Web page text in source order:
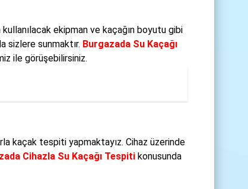
ekipman ve kaçağın boyutu gibi
sizlere sunmaktır. Burgazada Su Kaçağı
ile görüşebilirsiniz.
kaçak tespiti yapmaktayız. Cihaz üzerinde
Cihazla Su Kaçağı Tespitikonusunda